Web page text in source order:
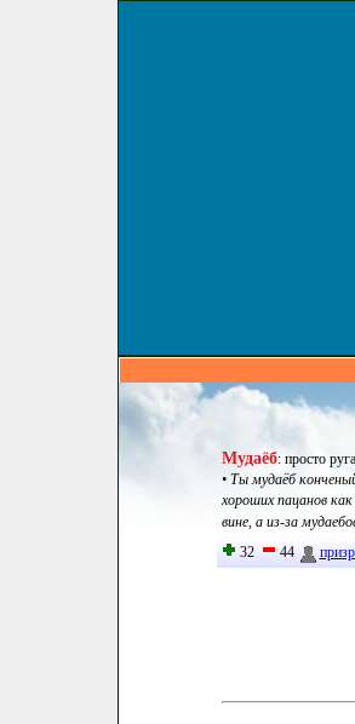
Мудаёб: просто
• Ты мудаёб
хороших пацанов
вине, а из-за
32
44